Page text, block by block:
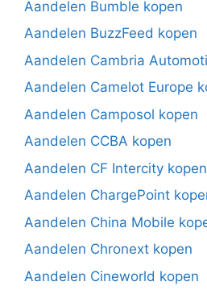
Aandelen Bumble kopen
Aandelen BuzzFeed kopen
Aandelen Cambria
Aandelen Camelot Europe
Aandelen Camposol kopen
Aandelen CCBA kopen
Aandelen CF Intercity kopen
Aandelen ChargePoint
Aandelen China Mobile
Aandelen Chronext kopen
Aandelen Cineworld kopen